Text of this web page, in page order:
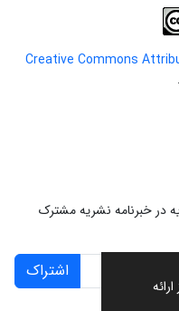
Creative Commons
در خبرنامه نشریه مشترک
اشتراک